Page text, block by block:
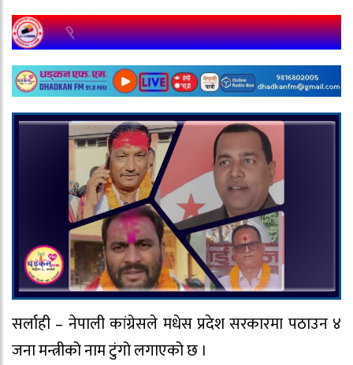
सर्लाही – नेपाली कांग्रेसले मधेस प्रदेश सरकारमा पठाउन ४
जना मन्त्रीको नाम टुंगो लगाएको छ ।